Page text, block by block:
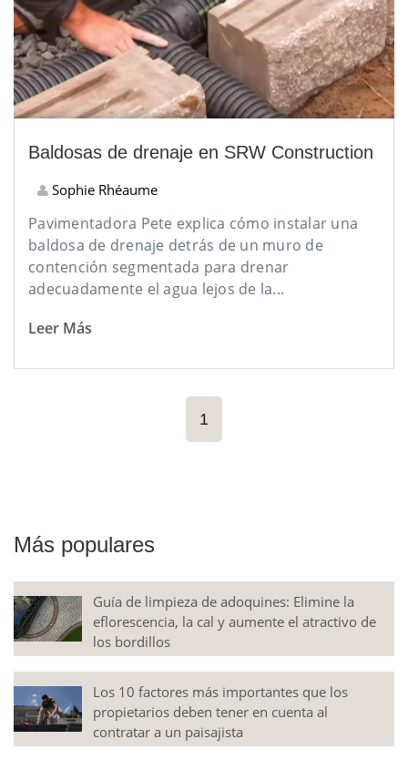
Baldosas de drenaje en SRW Construction
Sophie Rhéaume
Pavimentadora Pete explica cómo instalar una
baldosa de drenaje detrás de un muro de
contención segmentada para drenar
adecuadamente el agua lejos de la...
Leer Más
1
Más populares
Guía de limpieza de adoquines: Elimine la
eflorescencia, la cal y aumente el atractivo de
los bordillos
Los 10 factores más importantes que los
propietarios deben tener en cuenta al
contratar a un paisajista